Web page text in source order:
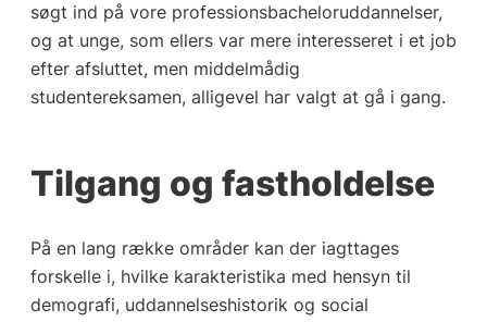
søgt ind på vore professionsbacheloruddannelser,
og at unge, som ellers var mere interesseret i et job
efter afsluttet, men middelmådig
studentereksamen, alligevel har valgt at gå i gang.
Tilgang og fastholdelse
På en lang række områder kan der iagttages
forskelle i, hvilke karakteristika med hensyn til
demografi, uddannelseshistorik og social